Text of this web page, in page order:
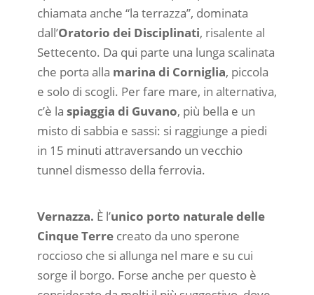
chiamata anche “la terrazza”, dominata
dall’Oratorio dei Disciplinati, risalente al
Settecento. Da qui parte una lunga scalinata
che porta alla marina di Corniglia, piccola
e solo di scogli. Per fare mare, in alternativa,
c’è la spiaggia di Guvano, più bella e un
misto di sabbia e sassi: si raggiunge a piedi
in 15 minuti attraversando un vecchio
tunnel dismesso della ferrovia.
Vernazza. È l’unico porto naturale delle
Cinque Terrecreato da uno sperone
roccioso che si allunga nel mare e su cui
sorge il borgo. Forse anche per questo è